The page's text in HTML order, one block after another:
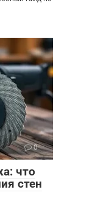
0
что
стен